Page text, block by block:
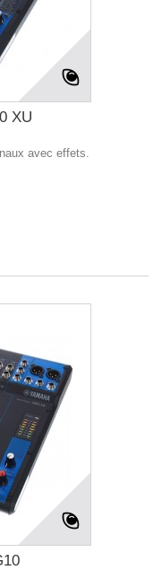
XU
avec effets.